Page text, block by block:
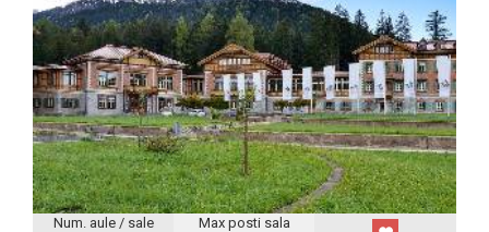
Num. aule / sale
Max posti sala